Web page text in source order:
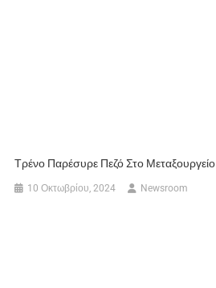
Τρένο Παρέσυρε Πεζό Στο Μεταξουργείο
10 Οκτωβρίου, 2024 Newsroom